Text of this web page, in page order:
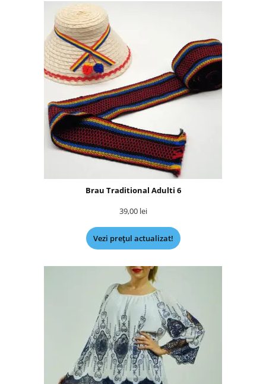
Brau Traditional Adulti 6
39,00 lei
Vezi prețul actualizat!